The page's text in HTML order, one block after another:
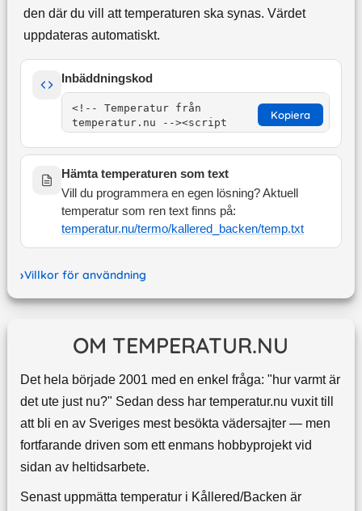
den där du vill att temperaturen ska synas. Värdet
uppdateras automatiskt.
Inbäddningskod
Kopiera
Hämta temperaturen som text
Vill du programmera en egen lösning? Aktuell
temperatur som ren text finns på:
temperatur.nu/termo/kallered_backen/temp.txt
Villkor för användning
OM TEMPERATUR.NU
Det hela började 2001 med en enkel fråga: "hur varmt är
det ute just nu?" Sedan dess har temperatur.nu vuxit till
att bli en av Sveriges mest besökta vädersajter — men
fortfarande driven som ett enmans hobbyprojekt vid
sidan av heltidsarbete.
Senast uppmätta temperatur i Kållered/Backen är